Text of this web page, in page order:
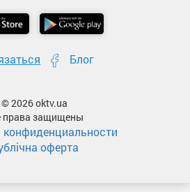
Блог
© 2026 oktv.ua
права защищены
конфиденциальности
оферта